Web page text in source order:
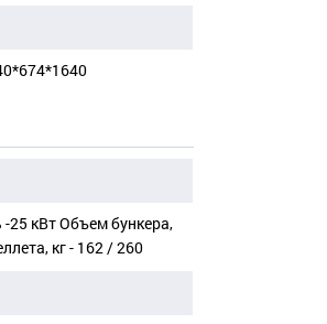
25 кВт Объем бункера,
кг - 162 / 260